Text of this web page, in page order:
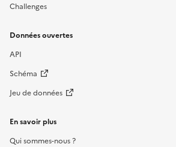
Challenges
Données ouvertes
API
Schéma
Jeu de données
En savoir plus
Qui sommes-nous ?